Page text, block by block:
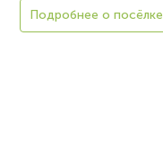
Подробнее о посёлке